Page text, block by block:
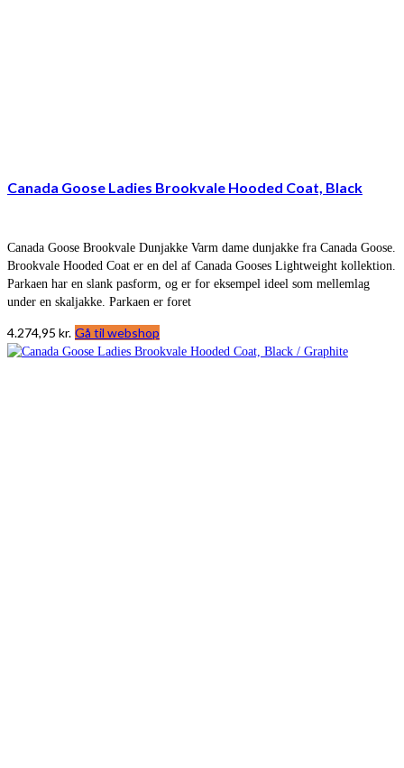
Canada Goose Ladies Brookvale Hooded Coat, Black
Canada Goose Brookvale Dunjakke Varm dame dunjakke fra Canada Goose.
Brookvale Hooded Coat er en del af Canada Gooses Lightweight kollektion.
Parkaen har en slank pasform, og er for eksempel ideel som mellemlag
under en skaljakke. Parkaen er foret
4.274,95 kr. Gå til webshop